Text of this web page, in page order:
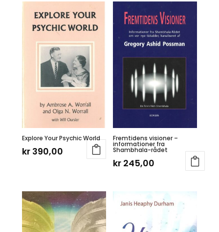
Explore Your Psychic World
kr390,00
Fremtidens visioner –
informationer fra
Shambhala-rådet
kr 245,00